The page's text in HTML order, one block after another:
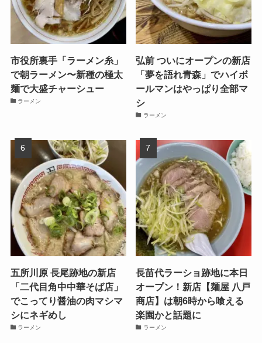
市役所裏手「ラーメン糸」
で朝ラーメン〜新種の極太
麺で大盛チャーシュー
ラーメン
弘前 ついにオープンの新店
「夢を語れ青森」でハイボ
ールマンはやっぱり全部マ
シ
ラーメン
五所川原 長尾跡地の新店
「二代目角中中華そば店」
でこってり醤油の肉マシマ
シにネギめし
ラーメン
長苗代ラーショ跡地に本日
オープン！新店【麺屋 八戸
商店】は朝6時から喰える
楽園かと話題に
ラーメン